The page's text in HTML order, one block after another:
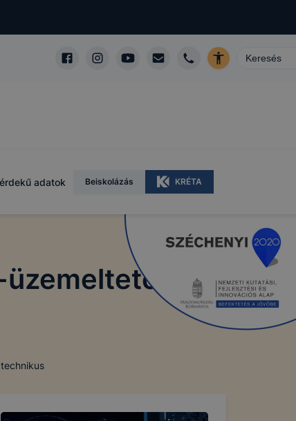
adatok Beiskolázás KRÉTA